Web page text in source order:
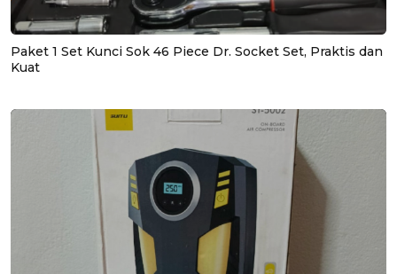
Paket 1 Set Kunci Sok 46 Piece Dr. Socket Set, Praktis dan
Kuat